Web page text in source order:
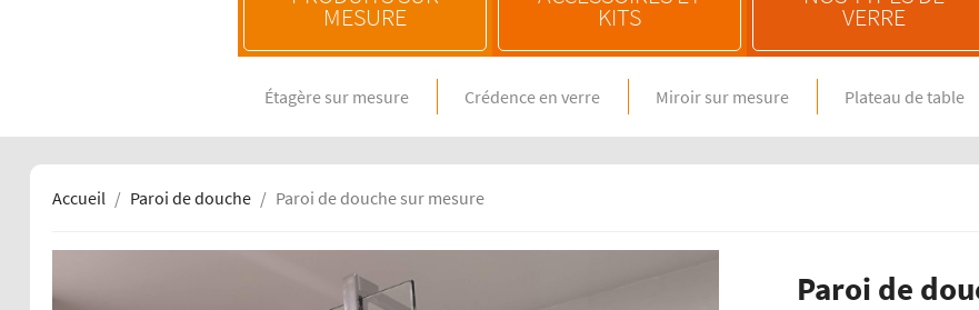
MESURE
CRÉDENCE SUR MESURE
Crédence en verre spécial feux gaz
Crédence miroir sur mesure
Crédence en verre sur mesure
CRÉDENCE DIMENSION STANDARD
NOS CONSEILS
Choisir une crédence de cuisine
Entretenir une crédence de cuisine
ÉCHANTILLONS
KITS VERRE
Étagère sur mesure Crédence en verre Miroir sur mesure Plateau de table
Accueil Paroi de douche Paroi de douche sur mesure
Paroi de